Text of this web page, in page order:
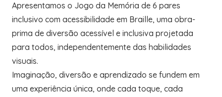
Apresentamos o Jogo da Memória de 6 pares
inclusivo com acessibilidade em Braille, uma obra-
prima de diversão acessível e inclusiva projetada
para todos, independentemente das habilidades
visuais.
Imaginação, diversão e aprendizado se fundem em
uma experiência única, onde cada toque, cada